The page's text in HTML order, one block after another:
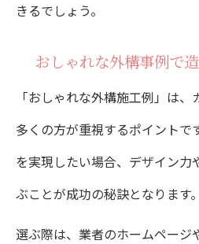
きるでしょう。
おしゃれな外構事例で
「おしゃれな外構施工例」は
多くの方が重視するポイントで
を実現したい場合、デザイン
ぶことが成功の秘訣となります。
選ぶ際は、業者のホームページ